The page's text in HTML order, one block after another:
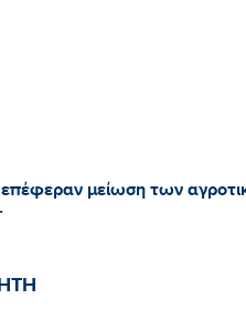
μείωση των